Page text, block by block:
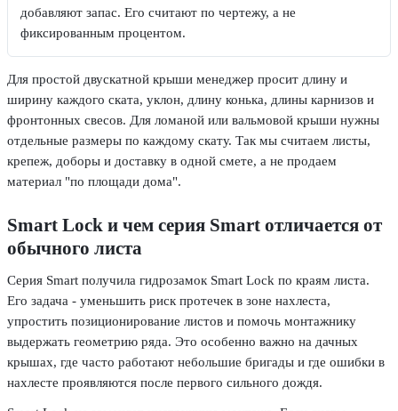
добавляют запас. Его считают по чертежу, а не
фиксированным процентом.
Для простой двускатной крыши менеджер просит длину и
ширину каждого ската, уклон, длину конька, длины карнизов и
фронтонных свесов. Для ломаной или вальмовой крыши нужны
отдельные размеры по каждому скату. Так мы считаем листы,
крепеж, доборы и доставку в одной смете, а не продаем
материал "по площади дома".
Smart Lock и чем серия Smart отличается от
обычного листа
Серия Smart получила гидрозамок Smart Lock по краям листа.
Его задача - уменьшить риск протечек в зоне нахлеста,
упростить позиционирование листов и помочь монтажнику
выдержать геометрию ряда. Это особенно важно на дачных
крышах, где часто работают небольшие бригады и где ошибки в
нахлесте проявляются после первого сильного дождя.